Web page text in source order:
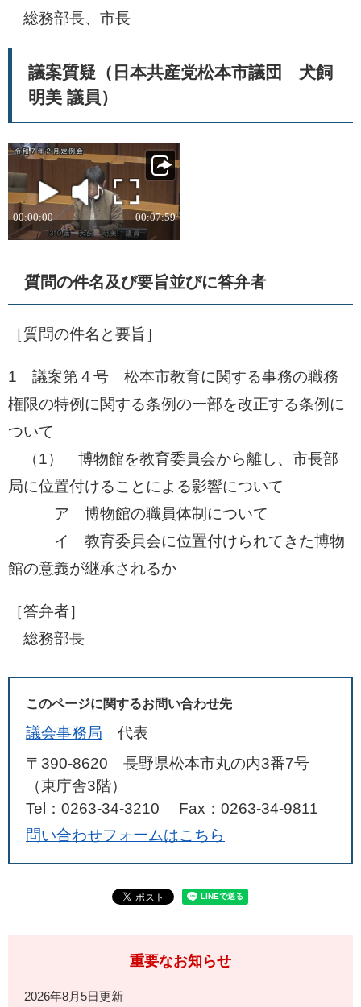
総務部長、市長​
議案質疑（日本共産党松本市議団 犬飼
明美 議員）
質問の件名及び要旨並びに答弁者
［質問の件名と要旨］
1 議案第４号 松本市教育に関する事務の職務
権限の特例に関する条例の一部を改正する条例に
ついて
（1） 博物館を教育委員会から離し、市長部
局に位置付けることによる影響について
ア 博物館の職員体制について
​ イ 教育委員会に位置付けられてきた博物
館の意義が継承されるか
［答弁者］
総務部長
このページに関するお問い合わせ先
議会事務局
代表
〒390-8620 長野県松本市丸の内3番7号
（東庁舎3階）
Tel：0263-34-3210
Fax：0263-34-9811
問い合わせフォームはこちら
重要なお知らせ
2026年8月5日更新